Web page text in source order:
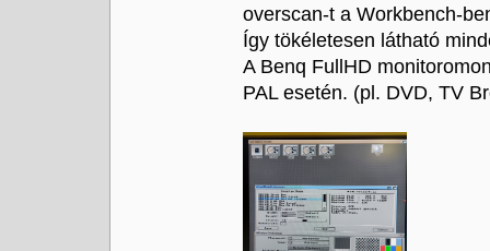
overscan-t a Workbench-
Így tökéletesen látható
A Benq FullHD
PAL esetén. (pl. DVD, TV